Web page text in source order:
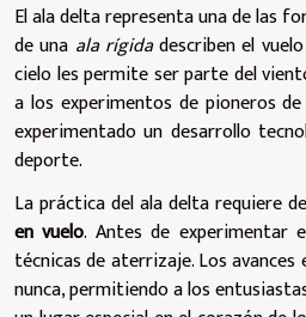
El ala delta representa una de las
de una ala rígidadescriben el
cielo les permite ser parte del
a los experimentos de pioneros
experimentado un desarrollo
deporte.
La práctica del ala delta requiere
en vuelo. Antes de experimentar
técnicas de aterrizaje. Los
nunca, permitiendo a los